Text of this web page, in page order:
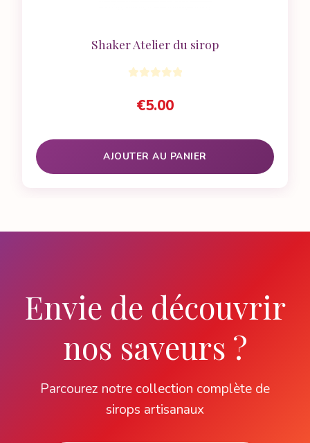
Shaker Atelier du sirop
€5.00
AJOUTER AU PANIER
Envie de découvrir
nos saveurs ?
Parcourez notre collection complète de
sirops artisanaux